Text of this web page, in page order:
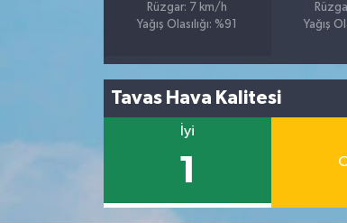
Rüzgar: 7 km/h
Yağış Olasılığı: %91
Yağış
Tavas Hava Kalitesi
İyi
1